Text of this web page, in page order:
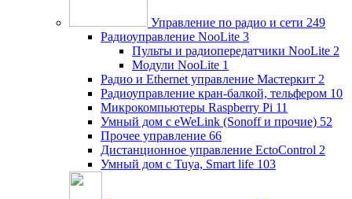
Управление по радио и сети 249
Радиоуправление NooLite 3
Пульты и радиопередатчики NooLite 2
Модули NooLite 1
Радио и Ethernet управление Мастеркит 2
Радиоуправление кран-балкой, тельфером 10
Микрокомпьютеры Raspberry Pi 11
Умный дом c eWeLink (Sonoff и прочие) 52
Прочее управление 66
Дистанционное управление EctoControl 2
Умный дом с Tuya, Smart life 103